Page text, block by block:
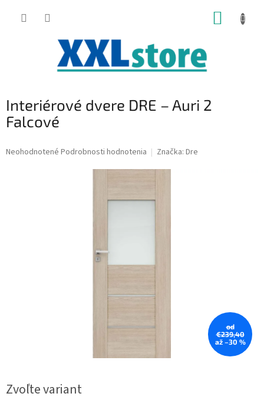
Interiérové dvere DRE – Auri 2
Falcové
Priemerné
Neohodnotené Podrobnosti hodnotenia Značka: Dre
od
€239,40
až –30 %
Zvoľte variant